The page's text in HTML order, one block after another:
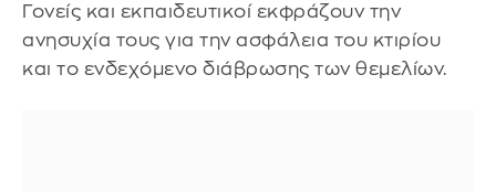
Γονείς και εκπαιδευτικοί εκφράζουν την
ανησυχία τους για την ασφάλεια του κτιρίου
και το ενδεχόμενο διάβρωσης των θεμελίων.